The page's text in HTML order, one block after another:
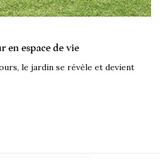
en espace de vie
le jardin se révèle et devient